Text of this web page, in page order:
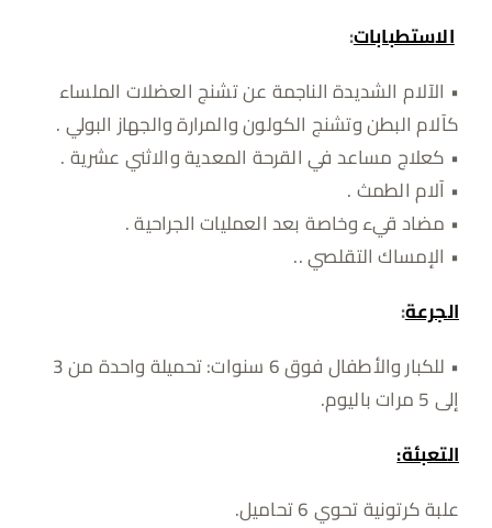
الاستطبابات:
• الآلام الشديدة الناجمة عن تشنج العضلات الملساء
كآلام البطن وتشنج الكولون والمرارة والجهاز البولي .
• كعلاج مساعد في القرحة المعدية والاثني عشرية .
• آلام الطمث .
• مضاد قيء وخاصة بعد العمليات الجراحية .
• الإمساك التقلصي ..
الجرعة:
• للكبار والأطفال فوق 6 سنوات: تحميلة واحدة من 3
إلى 5 مرات باليوم.
التعبئة:
علبة كرتونية تحوي 6 تحاميل.